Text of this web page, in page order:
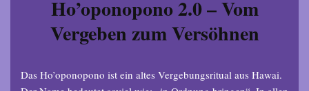
Ho’oponopono 2.0 – Vom
Vergeben zum Versöhnen
Das Ho’oponopono ist ein altes Vergebungsritual aus Hawai.